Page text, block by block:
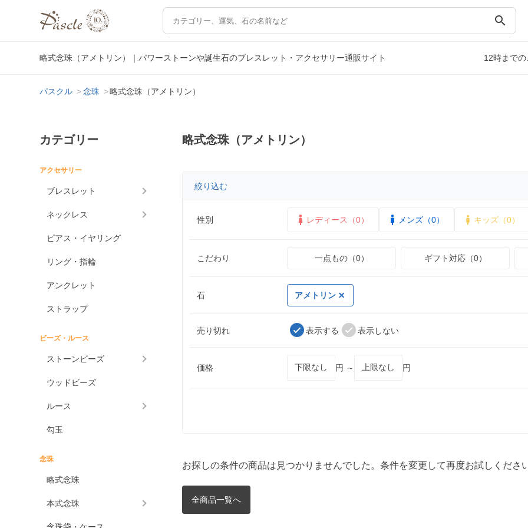
search
略式念珠（アメトリン）｜パワーストーンや誕生石のブレスレット・アクセサリー通販サイト 12時まで
パスクル 念珠 略式念珠（アメトリン）
カテゴリー
アクセサリー
ブレスレット
ネックレス
ピアス・イヤリング
リング・指輪
アンクレット
ストラップ
ビーズ・ルース
ストーンビーズ
ウッドビーズ
ルース
勾玉
念珠
略式念珠
本式念珠
略式念珠（アメトリン）
絞り込む
性別 レディース（0） メンズ（0） キッズ（0）
こだわり 一点もの（0） ギフト対応（0）
石 アメトリン
売り切れ 表示する 表示しない
価格 円 ～ 円
お探しの条件の商品は見つかりませんでした。条件を変更して再度お試しください
全商品一覧へ